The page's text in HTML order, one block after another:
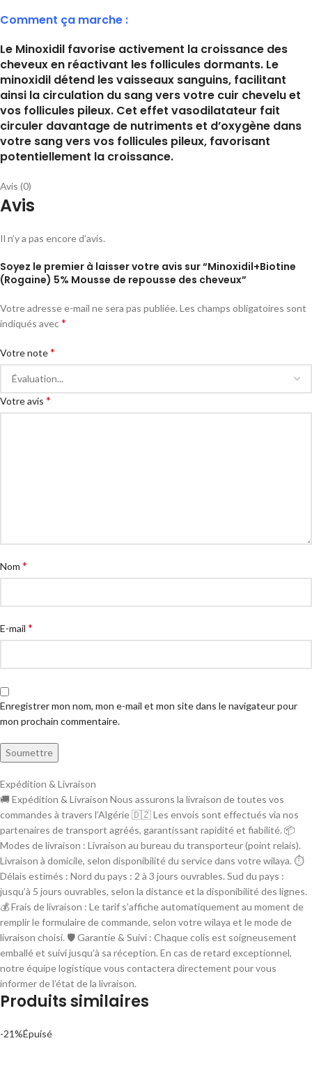
Comment ça marche :
Le Minoxidil favorise activement la croissance des
cheveux en réactivant les follicules dormants. Le
minoxidil détend les vaisseaux sanguins, facilitant
ainsi la circulation du sang vers votre cuir chevelu et
vos follicules pileux. Cet effet vasodilatateur fait
circuler davantage de nutriments et d’oxygène dans
votre sang vers vos follicules pileux, favorisant
potentiellement la croissance.
Avis (0)
Avis
Il n’y a pas encore d’avis.
Soyez le premier à laisser votre avis sur “Minoxidil+Biotine
(Rogaine) 5% Mousse de repousse des cheveux”
Votre adresse e-mail ne sera pas publiée. Les champs obligatoires sont
indiqués avec*
Votre note*
Votre avis *
Nom *
E-mail *
Enregistrer mon nom, mon e-mail et mon site dans le navigateur pour
mon prochain commentaire.
Expédition & Livraison
🚚 Expédition & Livraison Nous assurons la livraison de toutes vos
commandes à travers l’Algérie 🇩🇿 Les envois sont effectués via nos
partenaires de transport agréés, garantissant rapidité et fiabilité. 📦
Modes de livraison : Livraison au bureau du transporteur (point relais).
Livraison à domicile, selon disponibilité du service dans votre wilaya. ⏱
Délais estimés : Nord du pays : 2 à 3 jours ouvrables. Sud du pays :
jusqu’à 5 jours ouvrables, selon la distance et la disponibilité des lignes.
💰 Frais de livraison : Le tarif s’affiche automatiquement au moment de
remplir le formulaire de commande, selon votre wilaya et le mode de
livraison choisi. 🛡 Garantie & Suivi : Chaque colis est soigneusement
emballé et suivi jusqu’à sa réception. En cas de retard exceptionnel,
notre équipe logistique vous contactera directement pour vous
informer de l’état de la livraison.
Produits similaires
-21%Épuisé